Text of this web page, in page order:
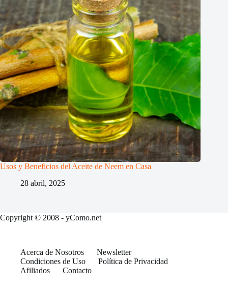
Usos y Beneficios del Aceite de Neem en Casa
28 abril, 2025
Copyright © 2008 - yComo.net
Acerca de Nosotros
Newsletter
Condiciones de Uso
Política de Privacidad
Afiliados
Contacto